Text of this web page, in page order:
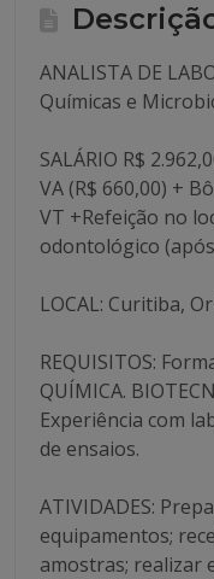
ANALISTA DE
Químicas e
SALÁRIO R$
VA (R$ 660,00) +
VT +Refeição no
odontológico
LOCAL: Curitiba,
REQUISITOS:
QUÍMICA.
Experiência com
de ensaios.
ATIVIDADES:
equipamentos;
amostras; realizar